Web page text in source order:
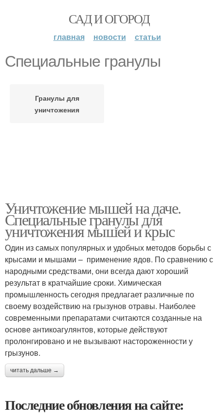
САД И ОГОРОД
главная новости статьи
Специальные гранулы
Гранулы для
уничтожения
Уничтожение мышей на даче.
Специальные гранулы для
уничтожения мышей и крыс
Один из самых популярных и удобных методов борьбы с
крысами и мышами – применение ядов. По сравнению с
народными средствами, они всегда дают хороший
результат в кратчайшие сроки. Химическая
промышленность сегодня предлагает различные по
своему воздействию на грызунов отравы. Наиболее
современными препаратами считаются созданные на
основе антикоагулянтов, которые действуют
пролонгировано и не вызывают настороженности у
грызунов.
читать дальше →
Последние обновления на сайте: